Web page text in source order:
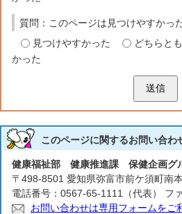
質問：このページは見つけやすかっ
見つけやすかった
どちらと
かった
送信
このページに関するお問い合わ
健康福祉部 健康推進課 保健企画グ
〒498-8501 愛知県弥富市前ケ須町南
電話番号：0567-65-1111（代表） フ
お問い合わせは専用フォームをご